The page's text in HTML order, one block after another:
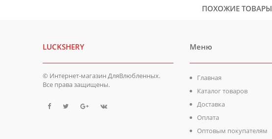
ПОХОЖИЕ ТОВАРЫ
LUCKSHERY
© Интернет-магазин ДляВлюбленных.
Все права защищены.
Меню
Главная
Каталог товаров
Доставка
Оплата
Оптовым покупателям